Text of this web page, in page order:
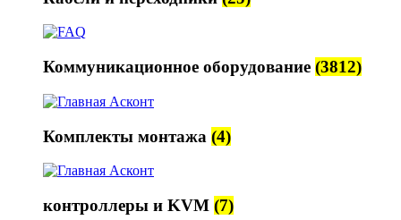
Коммуникационное оборудование (3812)
Комплекты монтажа (4)
контроллеры и KVM (7)